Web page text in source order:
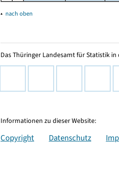
▴ nach oben
Das Thüringer Landesamt für Statistik
Informationen zu dieser Website:
Copyright Datenschutz